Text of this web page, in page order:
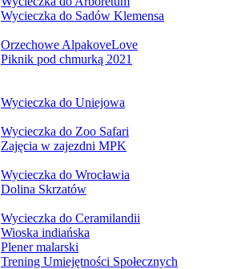
Wycieczka do Sadów Klemensa
Orzechowe AlpakoveLove
Piknik pod chmurką 2021
Wycieczka do Uniejowa
Wycieczka do Zoo Safari
Zajęcia w zajezdni MPK
Wycieczka do Wrocławia
Dolina Skrzatów
Wycieczka do Ceramilandii
Wioska indiańska
Plener malarski
Trening Umiejętności Społecznych